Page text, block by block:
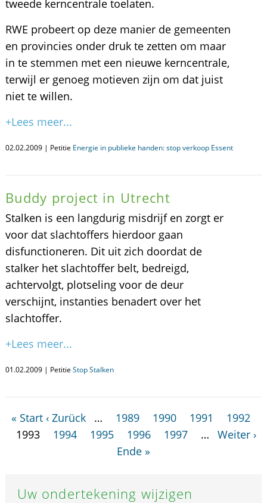
tweede kerncentrale toelaten.
RWE probeert op deze manier de gemeenten
en provincies onder druk te zetten om maar
in te stemmen met een nieuwe kerncentrale,
terwijl er genoeg motieven zijn om dat juist
niet te willen.
+Lees meer...
02.02.2009 | Petitie Energie in publieke handen: stop verkoop Essent
Buddy project in Utrecht
Stalken is een langdurig misdrijf en zorgt er
voor dat slachtoffers hierdoor gaan
disfunctioneren. Dit uit zich doordat de
stalker het slachtoffer belt, bedreigd,
achtervolgt, plotseling voor de deur
verschijnt, instanties benadert over het
slachtoffer.
+Lees meer...
01.02.2009 | Petitie Stop Stalken
« Start ‹ Zurück … 1989 1990 1991
1992
1993
1994 1995 1996 1997 …
Weiter ›
Ende »
Uw ondertekening wijzigen